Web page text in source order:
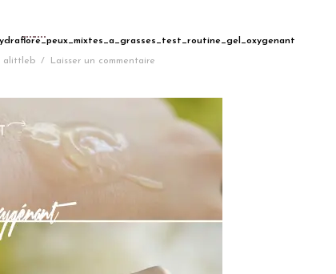
alittleb / Laisser un commentaire